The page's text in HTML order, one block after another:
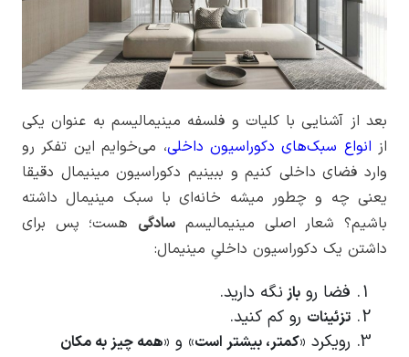
بعد از آشنایی با کلیات و فلسفه مینیمالیسم به عنوان یکی
از انواع سبک‌های دکوراسیون داخلی، می‌خوایم این تفکر رو
وارد فضای داخلی کنیم و ببینیم دکوراسیون مینیمال دقیقا
یعنی چه و چطور میشه خانه‌ای با سبک مینیمال داشته
باشیم؟ شعار اصلی مینیمالیسم سادگی هست؛ پس برای
داشتن یک دکوراسیون داخلیِ مینیمال:
فضا رو باز نگه دارید.
تزئینات رو کم کنید.
رویکرد «کمتر، بیشتر است» و «همه چیز به مکان